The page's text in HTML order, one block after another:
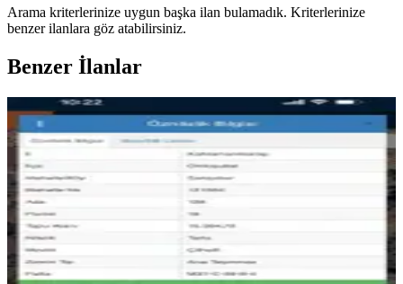
Arama kriterlerinize uygun başka ilan bulamadık. Kriterlerinize
benzer ilanlara göz atabilirsiniz.
Benzer İlanlar
Sarıçukurda 15384 M2 Satılık Tarla
Onikişubat, Sarıçukur Mahallesi
650/m²·